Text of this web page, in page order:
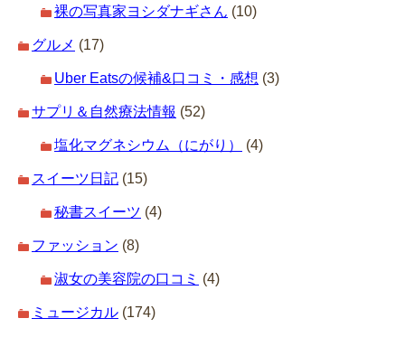
裸の写真家ヨシダナギさん (10)
グルメ (17)
Uber Eatsの候補&口コミ・感想 (3)
サプリ＆自然療法情報 (52)
塩化マグネシウム（にがり） (4)
スイーツ日記 (15)
秘書スイーツ (4)
ファッション (8)
淑女の美容院の口コミ (4)
ミュージカル (174)